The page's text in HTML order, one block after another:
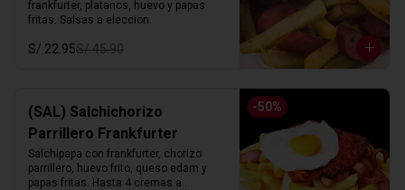
frankfurter, platanos, huevo y papas
fritas. Salsas a eleccion.
S/ 22.95S/ 45.90
-50%
(SAL) Salchichorizo
Parrillero Frankfurter
Salchipapa con frankfurter, chorizo
parrillero, huevo frito, queso edam y
papas fritas. Hasta 4 cremas a